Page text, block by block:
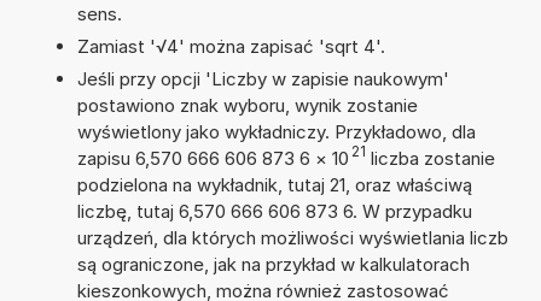
sens.
Zamiast '√4' można zapisać 'sqrt 4'.
Jeśli przy opcji 'Liczby w zapisie naukowym'
postawiono znak wyboru, wynik zostanie
wyświetlony jako wykładniczy. Przykładowo, dla
zapisu 6,570 666 606 873 6 × 10 21 liczba zostanie
podzielona na wykładnik, tutaj 21, oraz właściwą
liczbę, tutaj 6,570 666 606 873 6. W przypadku
urządzeń, dla których możliwości wyświetlania liczb
są ograniczone, jak na przykład w kalkulatorach
kieszonkowych, można również zastosować